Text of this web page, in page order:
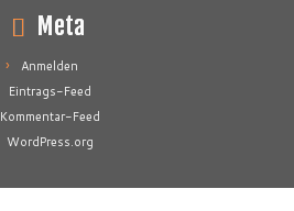
Meta
Anmelden
Eintrags-Feed
Kommentar-Feed
WordPress.org